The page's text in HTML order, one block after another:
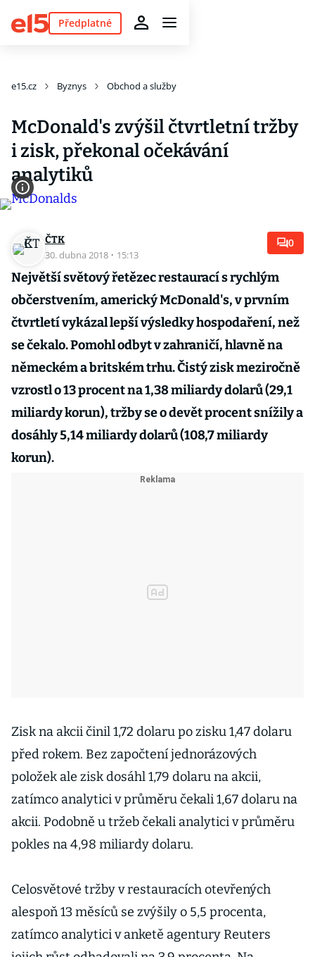
Předplatné
e15.cz Byznys Obchod a služby
McDonald's zvýšil čtvrtletní tržby
i zisk, překonal očekávání
analytiků
ČTK
30. dubna 2018 · 15:13
0
Největší světový řetězec restaurací s rychlým
občerstvením, americký McDonald's, v prvním
čtvrtletí vykázal lepší výsledky hospodaření, než
se čekalo. Pomohl odbyt v zahraničí, hlavně na
německém a britském trhu. Čistý zisk meziročně
vzrostl o 13 procent na 1,38 miliardy dolarů (29,1
miliardy korun), tržby se o devět procent snížily a
dosáhly 5,14 miliardy dolarů (108,7 miliardy
korun).
Zisk na akcii činil 1,72 dolaru po zisku 1,47 dolaru
před rokem. Bez započtení jednorázových
položek ale zisk dosáhl 1,79 dolaru na akcii,
zatímco analytici v průměru čekali 1,67 dolaru na
akcii. Podobně u tržeb čekali analytici v průměru
pokles na 4,98 miliardy dolaru.
Celosvětové tržby v restauracích otevřených
alespoň 13 měsíců se zvýšily o 5,5 procenta,
zatímco analytici v anketě agentury Reuters